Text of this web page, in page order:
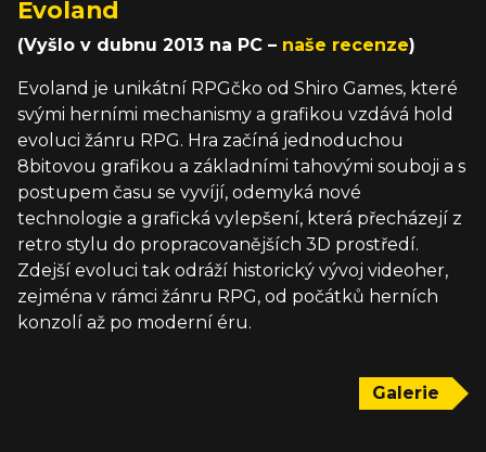
Evoland
(Vyšlo v dubnu 2013 na PC – naše recenze)
Evoland je unikátní RPGčko od Shiro Games, které
svými herními mechanismy a grafikou vzdává hold
evoluci žánru RPG. Hra začíná jednoduchou
8bitovou grafikou a základními tahovými souboji a s
postupem času se vyvíjí, odemyká nové
technologie a grafická vylepšení, která přecházejí z
retro stylu do propracovanějších 3D prostředí.
Zdejší evoluci tak odráží historický vývoj videoher,
zejména v rámci žánru RPG, od počátků herních
konzolí až po moderní éru.
Galerie